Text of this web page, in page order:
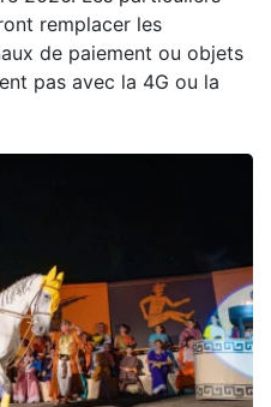
remplacer les
de paiement ou objets
pas avec la 4G ou la